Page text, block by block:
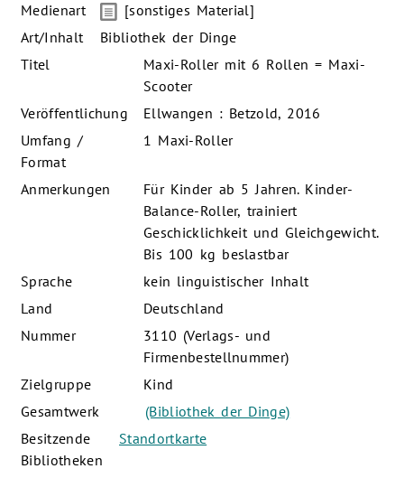
Medienart
[sonstiges Material]
Art/Inhalt
Bibliothek der Dinge
Titel
Maxi-Roller mit 6 Rollen = Maxi-
Scooter
Veröffentlichung
Ellwangen : Betzold, 2016
Umfang /
Format
1 Maxi-Roller
Anmerkungen
Für Kinder ab 5 Jahren. Kinder-
Balance-Roller, trainiert
Geschicklichkeit und Gleichgewicht.
Bis 100 kg beslastbar
Sprache
kein linguistischer Inhalt
Land
Deutschland
Nummer
3110 (Verlags- und
Firmenbestellnummer)
Zielgruppe
Kind
Gesamtwerk
(Bibliothek der Dinge)
Besitzende
Bibliotheken
Standortkarte